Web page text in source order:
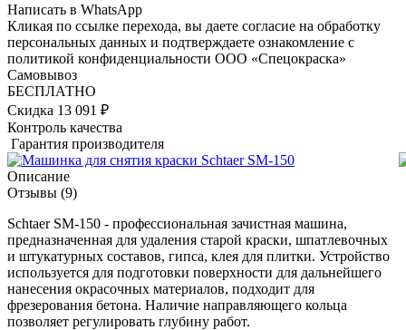
Написать в WhatsApp
Кликая по ссылке перехода, вы даете согласие на обработку
персональных данных и подтверждаете ознакомление с
политикой конфиденциальности ООО «Спецокраска»
Самовывоз
БЕСПЛАТНО
Скидка 13 091 ₽
Контроль качества
Гарантия производителя
Описание
Отзывы (9)
Schtaer SM-150 - профессиональная зачистная машина,
предназначенная для удаления старой краски, шпатлевочных
и штукатурных составов, гипса, клея для плитки. Устройство
используется для подготовки поверхности для дальнейшего
нанесения окрасочных материалов, подходит для
фрезерования бетона. Наличие направляющего кольца
позволяет регулировать глубину работ.